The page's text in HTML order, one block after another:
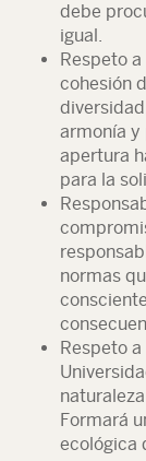
debe
igual.
Respeto
cohesión
armonía y
apertura
para la
normas
Respeto
Formará
ecológica